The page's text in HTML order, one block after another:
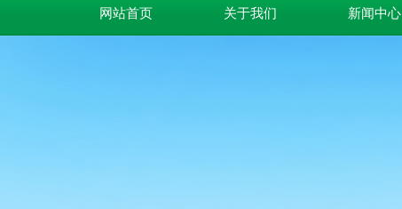
网站首页 关于我们 新闻中心